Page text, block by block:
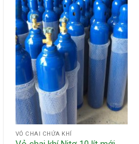
VỎ CHAI CHỨA KHÍ